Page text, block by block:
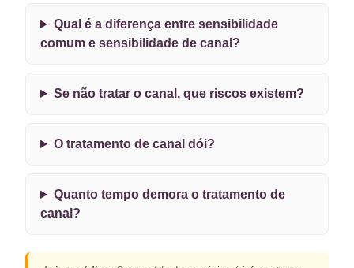
Qual é a diferença entre sensibilidade
comum e sensibilidade de canal?
Se não tratar o canal, que riscos existem?
O tratamento de canal dói?
Quanto tempo demora o tratamento de
canal?